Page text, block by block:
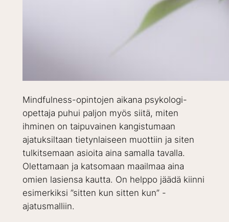
Mindfulness-opintojen aikana psykologi-
opettaja puhui paljon myös siitä, miten
ihminen on taipuvainen kangistumaan
ajatuksiltaan tietynlaiseen muottiin ja siten
tulkitsemaan asioita aina samalla tavalla.
Olettamaan ja katsomaan maailmaa aina
omien lasiensa kautta. On helppo jäädä kiinni
esimerkiksi ”sitten kun sitten kun” -
ajatusmalliin.